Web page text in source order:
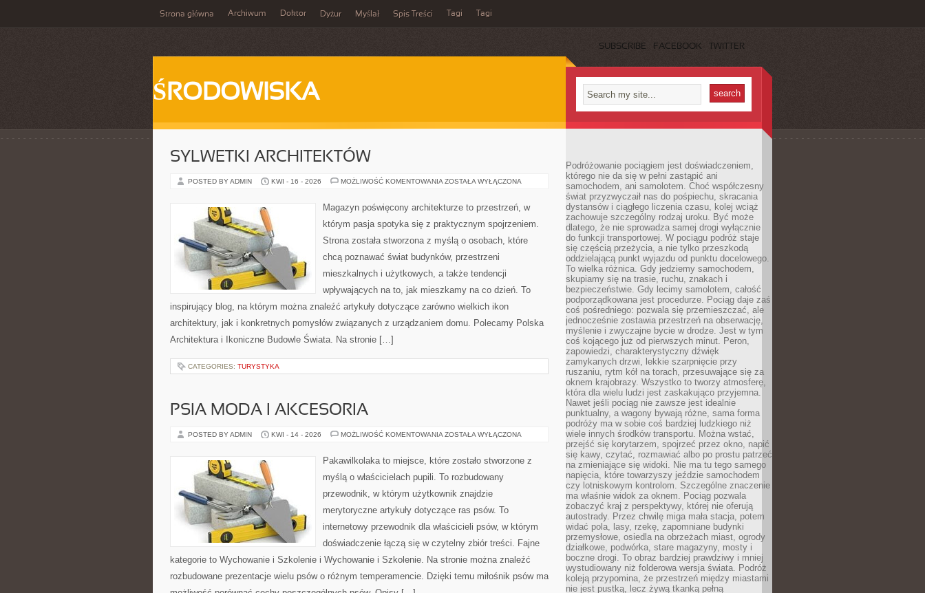
Strona główna Archiwum Doktor Dyżur Myślał Spis Treści Tagi Tagi
SUBSCRIBE FACEBOOK TWITTER
ŚRODOWISKA
SYLWETKI ARCHITEKTÓW
POSTED BY ADMIN KWI - 16 - 2026 MOŻLIWOŚĆ KOMENTOWANIA SYLWETKI
ZOSTAŁA WYŁĄCZONA
Magazyn poświęcony architekturze to przestrzeń, w
którym pasja spotyka się z praktycznym spojrzeniem.
Strona została stworzona z myślą o osobach, które
chcą poznawać świat budynków, przestrzeni
mieszkalnych i użytkowych, a także tendencji
wpływających na to, jak mieszkamy na co dzień. To
inspirujący blog, na którym można znaleźć artykuły dotyczące zarówno wielkich ikon
architektury, jak i konkretnych pomysłów związanych z urządzaniem domu. Polecamy Polska
Architektura i Ikoniczne Budowle Świata. Na stronie […]
CATEGORIES: TURYSTYKA
PSIA MODA I AKCESORIA
POSTED BY ADMIN KWI - 14 - 2026 MOŻLIWOŚĆ KOMENTOWANIA PSIA
AKCESORIA
ZOSTAŁA WYŁĄCZONA
Pakawilkolaka to miejsce, które zostało stworzone z
myślą o właścicielach pupili. To rozbudowany
przewodnik, w którym użytkownik znajdzie
merytoryczne artykuły dotyczące ras psów. To
internetowy przewodnik dla właścicieli psów, w którym
doświadczenie łączą się w czytelny zbiór treści. Fajne
kategorie to Wychowanie i Szkolenie i Wychowanie i Szkolenie. Na stronie można znaleźć
rozbudowane prezentacje wielu psów o różnym temperamencie. Dzięki temu miłośnik psów ma
Podróżowanie pociągiem jest doświadczeniem,
którego nie da się w pełni zastąpić ani
samochodem, ani samolotem. Choć współczesny
świat przyzwyczaił nas do pośpiechu, skracania
dystansów i ciągłego liczenia czasu, kolej wciąż
zachowuje szczególny rodzaj uroku. Być może
dlatego, że nie sprowadza samej drogi wyłącznie
do funkcji transportowej. W pociągu podróż staje
się częścią przeżycia, a nie tylko przeszkodą
oddzielającą punkt wyjazdu od punktu docelowego.
To wielka różnica. Gdy jedziemy samochodem,
skupiamy się na trasie, ruchu, znakach i
bezpieczeństwie. Gdy lecimy samolotem, całość
podporządkowana jest procedurze. Pociąg daje zaś
coś pośredniego: pozwala się przemieszczać, ale
jednocześnie zostawia przestrzeń na obserwację,
myślenie i zwyczajne bycie w drodze. Jest w tym
coś kojącego już od pierwszych minut. Peron,
zapowiedzi, charakterystyczny dźwięk
zamykanych drzwi, lekkie szarpnięcie przy
ruszaniu, rytm kół na torach, przesuwające się za
oknem krajobrazy. Wszystko to tworzy atmosferę,
która dla wielu ludzi jest zaskakująco przyjemna.
Nawet jeśli pociąg nie zawsze jest idealnie
punktualny, a wagony bywają różne, sama forma
podróży ma w sobie coś bardziej ludzkiego niż
wiele innych środków transportu. Można wstać,
przejść się korytarzem, spojrzeć przez okno, napić
się kawy, czytać, rozmawiać albo po prostu patrzeć
na zmieniające się widoki. Nie ma tu tego samego
napięcia, które towarzyszy jeździe samochodem
czy lotniskowym kontrolom. Szczególne znaczenie
ma właśnie widok za oknem. Pociąg pozwala
zobaczyć kraj z perspektywy, której nie oferują
autostrady. Przez chwilę miga mała stacja, potem
widać pola, lasy, rzekę, zapomniane budynki
przemysłowe, osiedla na obrzeżach miast, ogrody
działkowe, podwórka, stare magazyny, mosty i
boczne drogi. To obraz bardziej prawdziwy i mniej
wystudiowany niż folderowa wersja świata. Podróż
koleją przypomina, że przestrzeń między miastami
nie jest pustką, lecz żywą tkanką pełną